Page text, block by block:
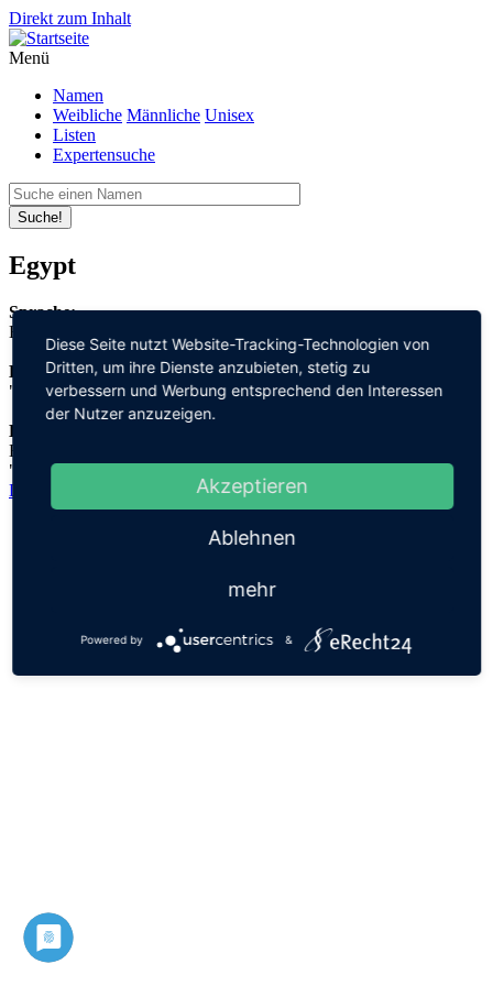
Direkt zum Inhalt
Menü
Namen
Weibliche Männliche Unisex
Listen
Expertensuche
Suche!
Egypt
Sprache:
Englisch
Bedeutung:
"Ägypten"
Herleitung:
Englisch,
"egypt"
Datenschutz
Diese Seite nutzt Website-Tracking-Technologien von
Dritten, um ihre Dienste anzubieten, stetig zu
verbessern und Werbung entsprechend den Interessen
der Nutzer anzuzeigen.
Akzeptieren
Ablehnen
mehr
Powered by &